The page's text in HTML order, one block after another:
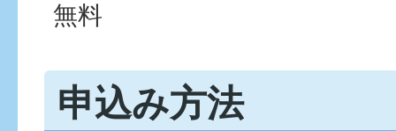
無料
申込み方法